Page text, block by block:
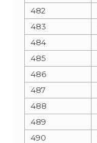
482
483
484
485
486
487
488
489
490